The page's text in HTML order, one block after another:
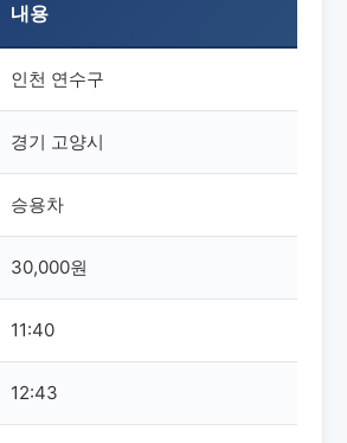
내용
인천 연수구
경기 고양시
승용차
30,000원
11:40
12:43